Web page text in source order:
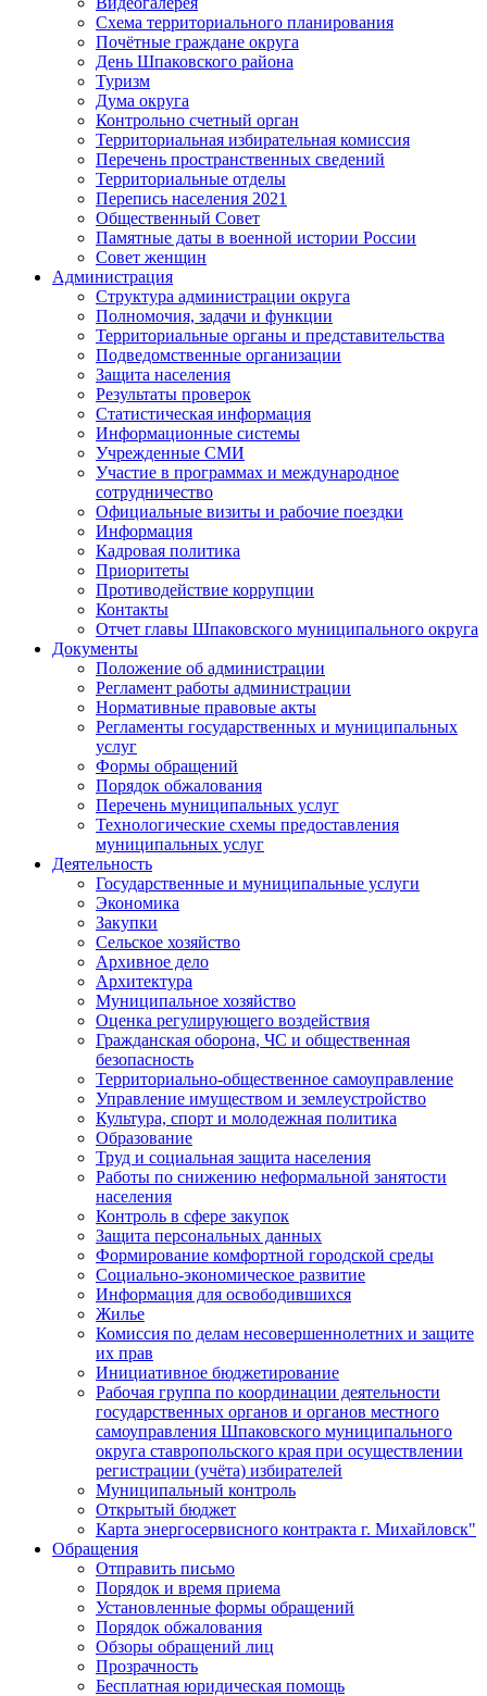
Схема территориального планирования
Почётные граждане округа
День Шпаковского района
Туризм
Дума округа
Контрольно счетный орган
Территориальная избирательная комиссия
Перечень пространственных сведений
Территориальные отделы
Перепись населения 2021
Общественный Совет
Памятные даты в военной истории России
Совет женщин
Администрация
Структура администрации округа
Полномочия, задачи и функции
Территориальные органы и представительства
Подведомственные организации
Защита населения
Результаты проверок
Статистическая информация
Информационные системы
Учрежденные СМИ
Участие в программах и международное
сотрудничество
Официальные визиты и рабочие поездки
Информация
Кадровая политика
Приоритеты
Противодействие коррупции
Контакты
Отчет главы Шпаковского муниципального округа
Документы
Положение об администрации
Регламент работы администрации
Нормативные правовые акты
Регламенты государственных и муниципальных
услуг
Формы обращений
Порядок обжалования
Перечень муниципальных услуг
Технологические схемы предоставления
муниципальных услуг
Деятельность
Государственные и муниципальные услуги
Экономика
Закупки
Сельское хозяйство
Архивное дело
Архитектура
Муниципальное хозяйство
Оценка регулирующего воздействия
Гражданская оборона, ЧС и общественная
безопасность
Территориально-общественное самоуправление
Управление имуществом и землеустройство
Культура, спорт и молодежная политика
Образование
Труд и социальная защита населения
Работы по снижению неформальной занятости
населения
Контроль в сфере закупок
Защита персональных данных
Формирование комфортной городской среды
Социально-экономическое развитие
Информация для освободившихся
Жилье
Комиссия по делам несовершеннолетних и защите
их прав
Инициативное бюджетирование
Рабочая группа по координации деятельности
государственных органов и органов местного
самоуправления Шпаковского муниципального
округа ставропольского края при осуществлении
регистрации (учёта) избирателей
Муниципальный контроль
Открытый бюджет
Карта энергосервисного контракта г. Михайловск"
Обращения
Отправить письмо
Порядок и время приема
Установленные формы обращений
Порядок обжалования
Обзоры обращений лиц
Прозрачность
Бесплатная юридическая помощь